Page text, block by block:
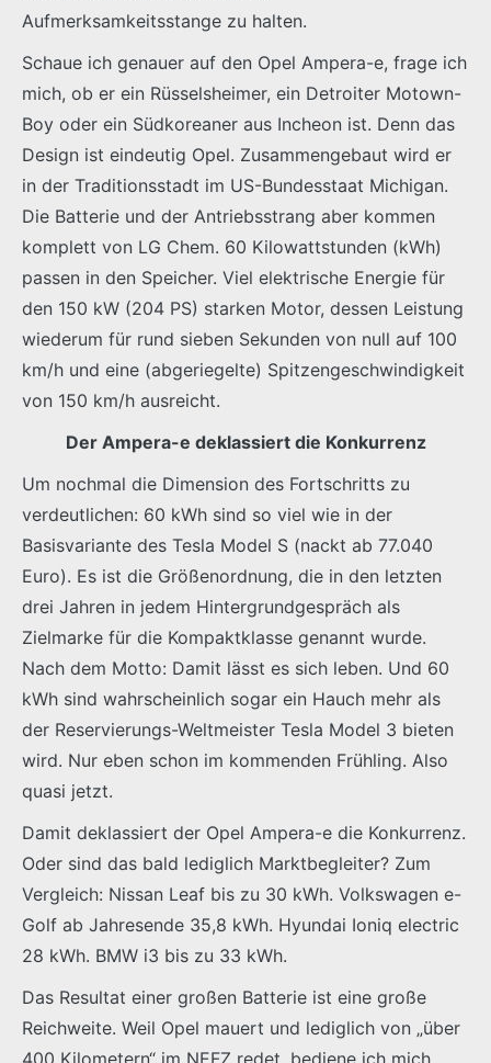
Aufmerksamkeitsstange zu halten.
Schaue ich genauer auf den Opel Ampera-e, frage ich
mich, ob er ein Rüsselsheimer, ein Detroiter Motown-
Boy oder ein Südkoreaner aus Incheon ist. Denn das
Design ist eindeutig Opel. Zusammengebaut wird er
in der Traditionsstadt im US-Bundesstaat Michigan.
Die Batterie und der Antriebsstrang aber kommen
komplett von LG Chem. 60 Kilowattstunden (kWh)
passen in den Speicher. Viel elektrische Energie für
den 150 kW (204 PS) starken Motor, dessen Leistung
wiederum für rund sieben Sekunden von null auf 100
km/h und eine (abgeriegelte) Spitzengeschwindigkeit
von 150 km/h ausreicht.
Der Ampera-e deklassiert die Konkurrenz
Um nochmal die Dimension des Fortschritts zu
verdeutlichen: 60 kWh sind so viel wie in der
Basisvariante des Tesla Model S (nackt ab 77.040
Euro). Es ist die Größenordnung, die in den letzten
drei Jahren in jedem Hintergrundgespräch als
Zielmarke für die Kompaktklasse genannt wurde.
Nach dem Motto: Damit lässt es sich leben. Und 60
kWh sind wahrscheinlich sogar ein Hauch mehr als
der Reservierungs-Weltmeister Tesla Model 3 bieten
wird. Nur eben schon im kommenden Frühling. Also
quasi jetzt.
Damit deklassiert der Opel Ampera-e die Konkurrenz.
Oder sind das bald lediglich Marktbegleiter? Zum
Vergleich: Nissan Leaf bis zu 30 kWh. Volkswagen e-
Golf ab Jahresende 35,8 kWh. Hyundai Ioniq electric
28 kWh. BMW i3 bis zu 33 kWh.
Das Resultat einer großen Batterie ist eine große
Reichweite. Weil Opel mauert und lediglich von „über
400 Kilometern“ im NEFZ redet, bediene ich mich